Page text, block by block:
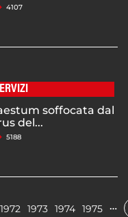
4107
soffocata dal
del...
5188
1972 1973 1974 1975 …